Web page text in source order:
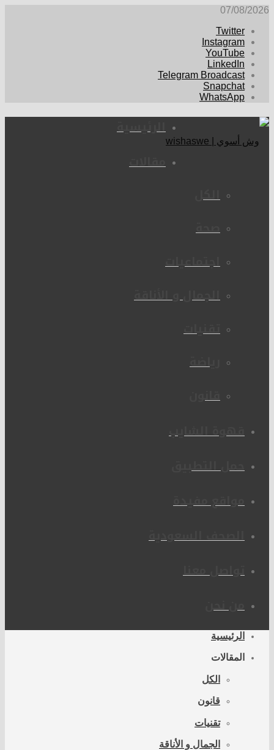
07/08/2026
Twitter
Instagram
YouTube
LinkedIn
Telegram Broadcast
Snapchat
WhatsApp
الرئيسية
مقالات
الكل
صحة
اجتماعيات
الجمال و الأناقة
تقنيات
رياضة
قانون
قهوة الشايب
حمل التطبيق
مواقع مفيدة
الصحف السعودية
تواصل معنا
من نحن
الرئيسية
المقالات
الكل
قانون
تقنيات
الجمال و الأناقة